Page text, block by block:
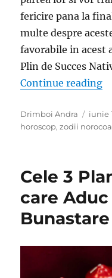
fericire pana la
multe despre
favorabile in acest
Plin de Succes
Continue reading
Author
Drimboi Andra
on
iunie
horoscop,zodii
Cele 3
care
Bunastare